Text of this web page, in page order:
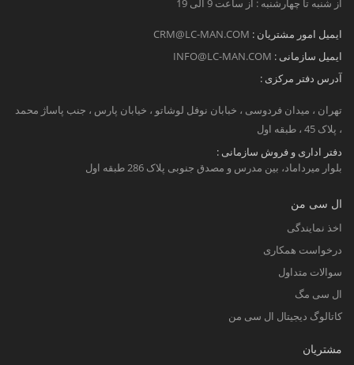
از شنبه تا چهارشنبه : از ساعت 9 الی 19
ایمیل امور مشتریان : CRM@LC-MAN.COM
ایمیل سازمانی : INFO@LC-MAN.COM
آدرس دفتر مرکزی :
تهران ، میدان فردوسی ، خبابان نوفل لوشاتو ، خیابان پارس ، جنب پاساژ محمد
، پلاک 45 ، طبقه اول
دفتر اداری و فروش سازمانی :
بلوار میرداماد، بین مدرس و مصدق جنوبی پلاک 286 طبقه اول
ال سی من
اخذ نمایندگی
درخواست همکاری
سوالات متداول
ال سی مگ
کاتالوگ دیجیتال ال سی من
مشتریان